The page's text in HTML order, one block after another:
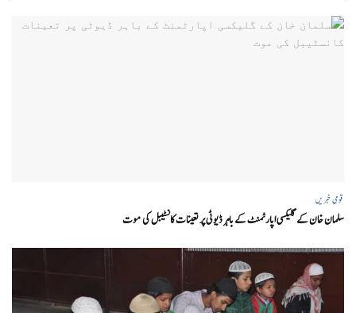
قومی خبریں
سلمان خان کے گلیکسی اپارٹمنٹ کے باہر ڈیوٹی پر تعینات کانسٹیبل کی موت